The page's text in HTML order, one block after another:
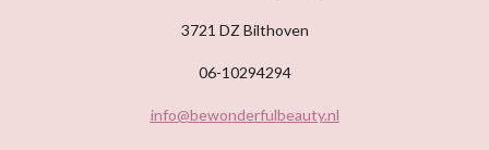
3721 DZ Bilthoven
06-10294294
info@bewonderfulbeauty.nl